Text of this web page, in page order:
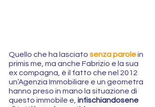
Quello che ha lasciato senza parole in
primis me, ma anche Fabrizio e la sua
ex compagna, è il fatto che nel 2012
un’Agenzia Immobiliare e un geometra
hanno preso in mano la situazione di
questo immobile e, infischiandosene